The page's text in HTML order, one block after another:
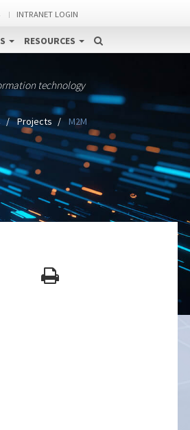
INTRANET LOGIN
RESOURCES
technology
Projects M2M